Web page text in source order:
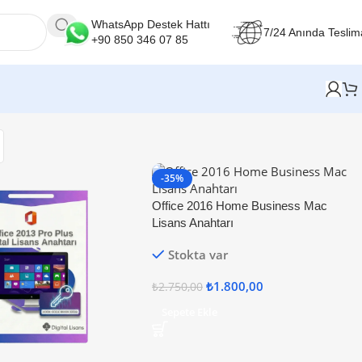
WhatsApp Destek Hattı
+90 850 346 07 85
7/24 Anında
-35%
Office 2016 Home Business Mac
Lisans Anahtarı
Stokta var
₺2.750,00 ₺1.800,00